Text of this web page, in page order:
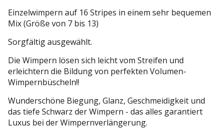
Einzelwimpern auf 16 Stripes in einem sehr bequemen
Mix (Größe von 7 bis 13)
Sorgfältig ausgewählt.
Die Wimpern lösen sich leicht vom Streifen und
erleichtern die Bildung von perfekten Volumen-
Wimpernbüscheln!!
Wunderschöne Biegung, Glanz, Geschmeidigkeit und
das tiefe Schwarz der Wimpern - das alles garantiert
Luxus bei der Wimpernverlängerung.